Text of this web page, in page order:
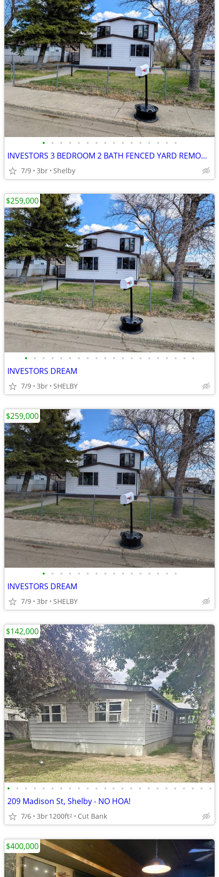
• • • • • • • • • • • • • • • •
INVESTORS 3 BEDROOM 2 BATH FENCED YARD REMODELED
7/9 3br Shelby
• • • • • • • • • • • • • • • • • • • •
INVESTORS DREAM
7/9 3br SHELBY
$259,000
• • • • • • • • • • • • • • • •
INVESTORS DREAM
7/9 3br SHELBY
$259,000
• • • • • • • • • • • • • • • • • • • • • • • •
209 Madison St, Shelby - NO HOA!
7/6 3br1200ft2 Cut Bank
$142,000
$400,000